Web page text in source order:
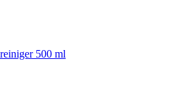
500 ml